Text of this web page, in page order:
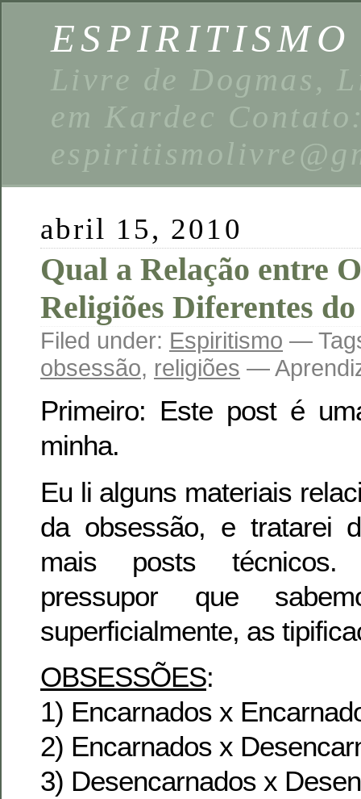
Livre de Dogmas,
em Kardec
abril 15, 2010
Qual a Relação entre
Religiões Diferentes
Filed under: Espiritismo —
obsessão, religiões —
Primeiro: Este post é
minha.
Eu li alguns materiais
da obsessão, e tratarei
mais posts técnicos.
pressupor que
superficialmente, as
OBSESSÕES:
1) Encarnados x
2) Encarnados x
3) Desencarnados x